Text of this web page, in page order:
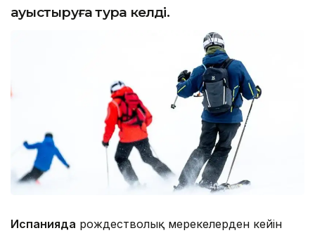
ауыстыруға тура келді.
Испанияда рождестволық мерекелерден кейін